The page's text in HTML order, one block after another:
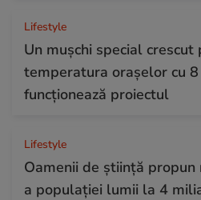
Lifestyle
Un mușchi special crescut
temperatura orașelor cu
funcționează proiectul
Lifestyle
Oamenii de știință
a populației lumii la 4